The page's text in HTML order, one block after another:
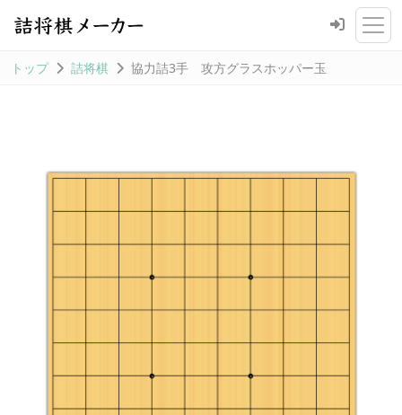
トップ 詰将棋 協力詰3手 攻方グラスホッパー玉